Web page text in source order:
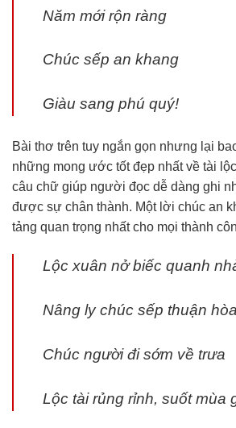
Năm mới rộn ràng
Chúc sếp an khang
Giàu sang phú quý!
Bài thơ trên tuy ngắn gọn nhưng lại
những mong ước tốt đẹp nhất về tài
câu chữ giúp người đọc dễ dàng ghi
được sự chân thành. Một lời chúc an
tảng quan trọng nhất cho mọi thành
Lộc xuân nở biếc quanh
Nâng ly chúc sếp thuận
Chúc người đi sớm về trưa
Lộc tài rủng rỉnh, suốt mùa